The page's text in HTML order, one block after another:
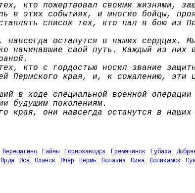
кто пожертвовал своими жизнями,
в этих событиях, и многие бойцы,
список тех, кто пал в бою из
останутся в наших сердцах.
начинавшие свой путь. Каждый из
кто с гордостью носил звание
Пермского края, и, к сожалению, эти
в ходе специальной военной
будущим поколениям.
края, они навсегда останутся в наших
Верещагино Гайны Горнозаводск Гремячинск Губаха
Орда Оса Оханск Очер Пермь Полазна Сива Соликамск